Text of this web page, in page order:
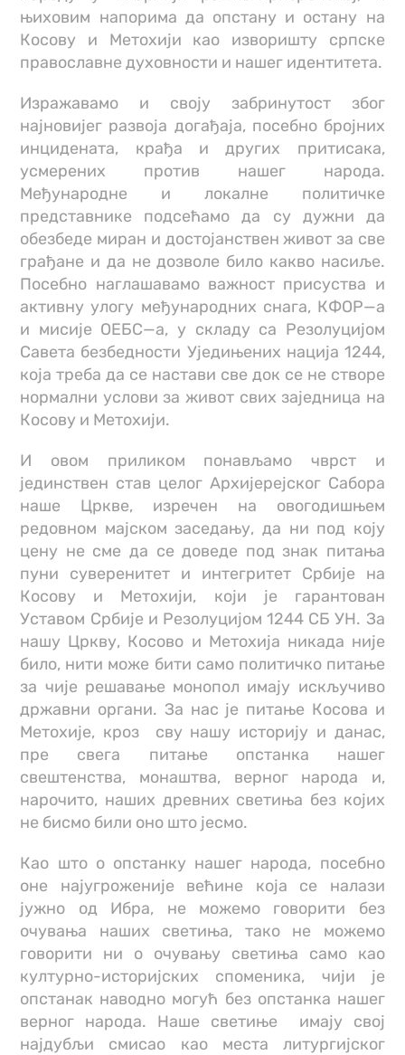
њиховим напорима да опстану и остану на
Косову и Метохији као изворишту српске
православне духовности и нашег идентитета.
Изражавамо и своју забринутост због
најновијег развоја догађаја, посебно бројних
инцидената, крађа и других притисака,
усмерених против нашег народа.
Међународне и локалне политичке
представнике подсећамо да су дужни да
обезбеде миран и достојанствен живот за све
грађане и да не дозволе било какво насиље.
Посебно наглашавамо важност присуства и
активну улогу међународних снага, КФОР—а
и мисије ОЕБС—а, у складу са Резолуцијом
Савета безбедности Уједињених нација 1244,
која треба да се настави све док се не створе
нормални услови за живот свих заједница на
Косову и Метохији.
И овом приликом понављамо чврст и
јединствен став целог Архијерејског Сабора
наше Цркве, изречен на овогодишњем
редовном мајском заседању, да ни под коју
цену не сме да се доведе под знак питања
пуни суверенитет и интегритет Србије на
Косову и Метохији, који је гарантован
Уставом Србије и Резолуцијом 1244 СБ УН. За
нашу Цркву, Косово и Метохија никада није
било, нити може бити само политичко питање
за чије решавање монопол имају искључиво
државни органи. За нас је питање Косова и
Метохије, кроз сву нашу историју и данас,
пре свега питање опстанка нашег
свештенства, монаштва, верног народа и,
нарочито, наших древних светиња без којих
не бисмо били оно што јесмо.
Као што о опстанку нашег народа, посебно
оне најугроженије већине која се налази
јужно од Ибра, не можемо говорити без
очувања наших светиња, тако не можемо
говорити ни о очувању светиња само као
културно-историјских споменика, чији је
опстанак наводно могућ без опстанка нашег
верног народа. Наше светиње имају свој
најдубљи смисао као места литургијског